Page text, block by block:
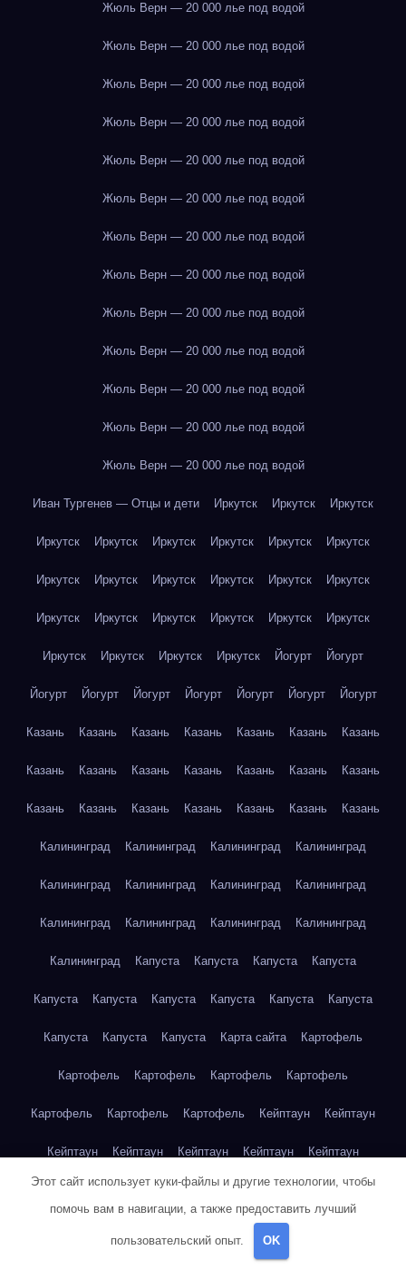
Жюль Верн — 20 000 лье под водой
Жюль Верн — 20 000 лье под водой
Жюль Верн — 20 000 лье под водой
Жюль Верн — 20 000 лье под водой
Жюль Верн — 20 000 лье под водой
Жюль Верн — 20 000 лье под водой
Жюль Верн — 20 000 лье под водой
Жюль Верн — 20 000 лье под водой
Жюль Верн — 20 000 лье под водой
Жюль Верн — 20 000 лье под водой
Жюль Верн — 20 000 лье под водой
Жюль Верн — 20 000 лье под водой
Жюль Верн — 20 000 лье под водой
Иван Тургенев — Отцы и дети Иркутск Иркутск Иркутск
Иркутск Иркутск Иркутск Иркутск Иркутск Иркутск
Иркутск Иркутск Иркутск Иркутск Иркутск Иркутск
Иркутск Иркутск Иркутск Иркутск Иркутск Иркутск
Иркутск Иркутск Иркутск Иркутск Йогурт Йогурт
Йогурт Йогурт Йогурт Йогурт Йогурт Йогурт Йогурт
Казань Казань Казань Казань Казань Казань Казань
Казань Казань Казань Казань Казань Казань Казань
Казань Казань Казань Казань Казань Казань Казань
Калининград Калининград Калининград Калининград
Калининград Калининград Калининград Калининград
Калининград Калининград Калининград Калининград
Калининград Капуста Капуста Капуста Капуста
Капуста Капуста Капуста Капуста Капуста Капуста
Капуста Капуста Капуста Карта сайта Картофель
Картофель Картофель Картофель Картофель
Картофель Картофель Картофель Кейптаун Кейптаун
Кейптаун Кейптаун Кейптаун Кейптаун Кейптаун
Кейптаун Кейптаун Кейптаун Кейптаун Кейптаун
Кейптаун
Этот сайт использует куки-файлы и другие технологии, чтобы
помочь вам в навигации, а также предоставить лучший
пользовательский опыт. OK